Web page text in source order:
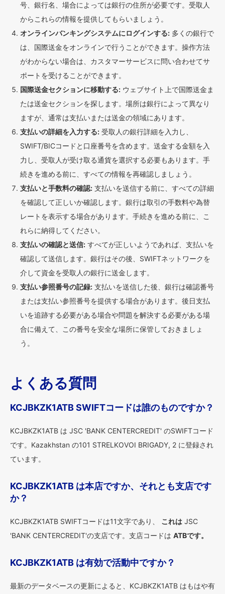
号、銀行名、場合によっては銀行の住所が必要です。受取人
からこれらの情報を提供してもらいましょう。
オンラインバンキングシステムにログインする: 多くの銀行で
は、国際送金をオンラインで行うことができます。操作方法
がわからない場合は、カスタマーサービスに問い合わせてサ
ポートを受けることができます。
国際送金セクションに移動する: ウェブサイト上で国際送金ま
たは送金セクションを探します。場所は銀行によって異なり
ますが、通常は支払いまたは送金の領域にあります。
支払いの詳細を入力する: 受取人の銀行詳細を入力し、
SWIFT/BICコードと口座番号を含めます。送金する金額を入
力し、受取人が受け取る通貨を選択する必要もあります。手
続きを進める前に、すべての情報を再確認しましょう。
支払いと手数料の確認: 支払いを送信する前に、すべての詳細
を確認して正しいか確認します。銀行は取引の手数料や為替
レートを表示する場合があります。手続きを進める前に、こ
れらに納得してください。
支払いの確認と送信: すべてが正しいようであれば、支払いを
確認して送信します。銀行はその後、SWIFTネットワークを
介して資金を受取人の銀行に送金します。
支払い参照番号の記録: 支払いを送信した後、銀行は確認番号
または支払い参照番号を提供する場合があります。後日支払
いを追跡する必要がある場合や問題を解決する必要がある場
合に備えて、この番号を安全な場所に保管しておきましょ
う。
よくある質問
KCJBKZK1ATB SWIFTコードは誰のものですか？
KCJBKZK1ATB は JSC 'BANK CENTERCREDIT' のSWIFTコード
です。Kazakhstan の101 STRELKOVOI BRIGADY, 2 に登録され
ています。
KCJBKZK1ATB は本店ですか、それとも支店です
か？
KCJBKZK1ATB SWIFTコードは11文字であり、 これは JSC
'BANK CENTERCREDIT'の支店です。支店コードは ATBです。
KCJBKZK1ATB は有効で活動中ですか？
最新のデータベースの更新によると、KCJBKZK1ATB はもはや有